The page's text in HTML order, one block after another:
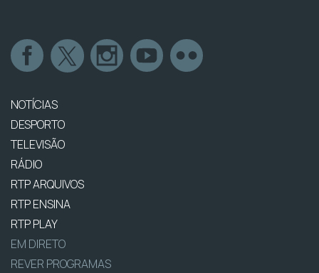
NOTÍCIAS
DESPORTO
TELEVISÃO
RÁDIO
RTP ARQUIVOS
RTP ENSINA
RTP PLAY
EM DIRETO
REVER PROGRAMAS